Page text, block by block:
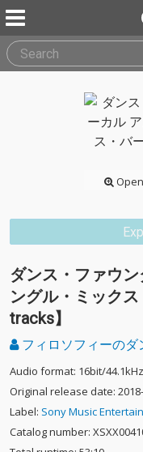
ダンス・ファウ
ングル・ミック
tracks】
フィロソフィーのダ
Audio format: 16bit/44.1kHz
Original release date:
Label: Sony Music
Catalog number: